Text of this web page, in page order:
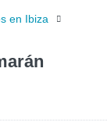
en Ibiza